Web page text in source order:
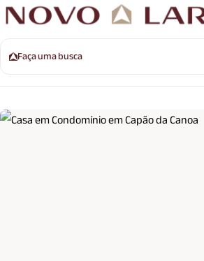
Faça uma busca